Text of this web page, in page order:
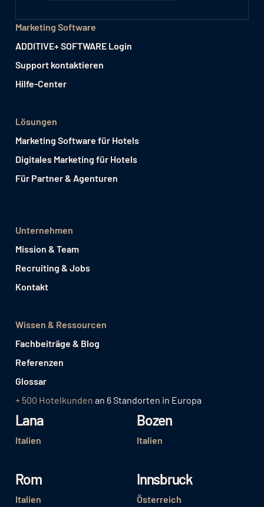
Marketing Software
ADDITIVE+ SOFTWARE Login
Support kontaktieren
Hilfe-Center
Lösungen
Marketing Software für Hotels
Digitales Marketing für Hotels
Für Partner & Agenturen
Unternehmen
Mission & Team
Recruiting & Jobs
Kontakt
Wissen & Ressourcen
Fachbeiträge & Blog
Referenzen
Glossar
+ 500 Hotelkunden an 6 Standorten in Europa
Lana
Italien
Bozen
Italien
Rom
Italien
Innsbruck
Österreich